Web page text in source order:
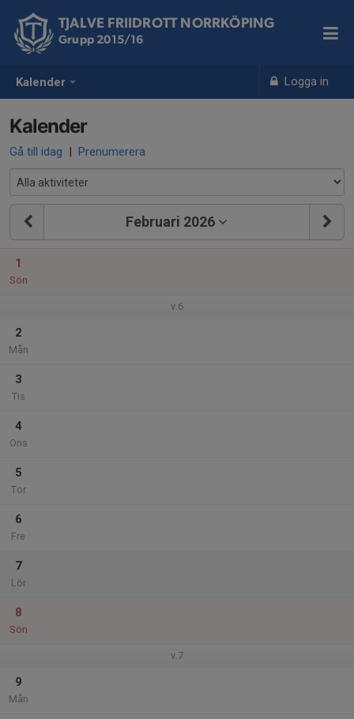
Kalender Logga in
TJALVE FRIIDROTT NORRKÖPING
Grupp 2015/16
Kalender
Gå till idag | Prenumerera
Februari 2026
1
Sön
v.6
2
Mån
3
Tis
4
Ons
5
Tor
6
Fre
7
Lör
8
Sön
v.7
9
Mån